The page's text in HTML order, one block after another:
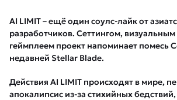
AI LIMIT – ещё один соулс-лайк от
разработчиков. Сеттингом, визуальным
геймплеем проект напоминает помесь
недавней Stellar Blade.
Действия AI LIMIT происходят в мире,
апокалипсис из-за стихийных